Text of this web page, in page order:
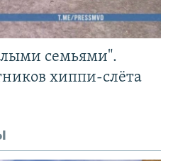
семьями".
хиппи-слёта